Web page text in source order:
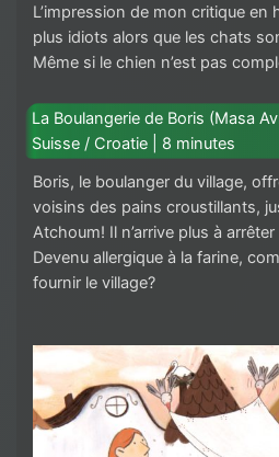
L’impression de mon critique en
plus idiots alors que les chats
Même si le chien n’est pas
La Boulangerie de Boris (Masa
Suisse / Croatie | 8 minutes
Boris, le boulanger du village,
voisins des pains croustillants,
Atchoum! Il n’arrive plus à
Devenu allergique à la farine,
fournir le village?